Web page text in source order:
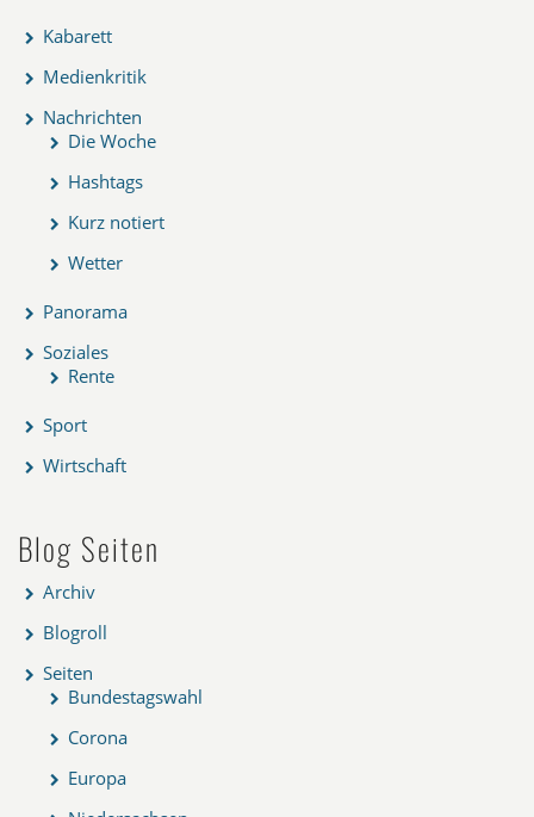
Kabarett
Medienkritik
Nachrichten
Die Woche
Hashtags
Kurz notiert
Wetter
Panorama
Soziales
Rente
Sport
Wirtschaft
Blog Seiten
Archiv
Blogroll
Seiten
Bundestagswahl
Corona
Europa